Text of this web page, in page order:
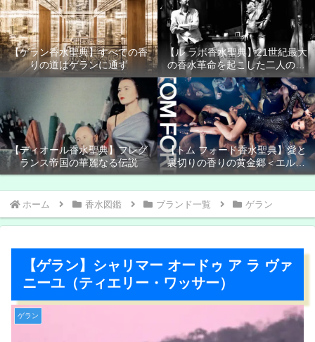
【ゲラン香水聖典】すべての香
りの道はゲランに通ず
【ル ラボ香水聖典】21世紀最大
の香水革命を起こした二人の男
たち
【ディオール香水聖典】フレグ
ランス帝国の華麗なる伝説
【トム フォード香水聖典】愛と
裏切りの香りの黄金郷＜エルド
ラド＞
ホーム 香水図鑑 ブランド一覧 ゲラン
【ゲラン】シャリマー オードゥ ア ラ ヴァ
ニーユ（ティエリー・ワッサー）
ゲラン